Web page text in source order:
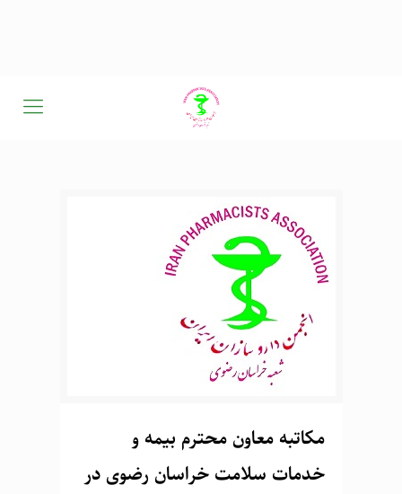
مکاتبه معاون محترم بیمه و
خدمات سلامت خراسان رضوی در